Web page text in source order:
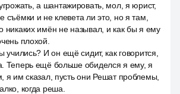
а шантажировать, мол, я юрист,
съёмки и не клевета ли это, но я там,
никаких имён не называл, и как бы я ему
плохой.
учились? И он ещё сидит, как говорится,
Теперь ещё больше обиделся я ему, я
я им сказал, пусть они Решат проблемы,
когда реша.